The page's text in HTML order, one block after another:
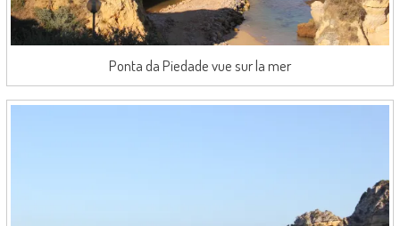
Ponta da Piedade vue sur la mer